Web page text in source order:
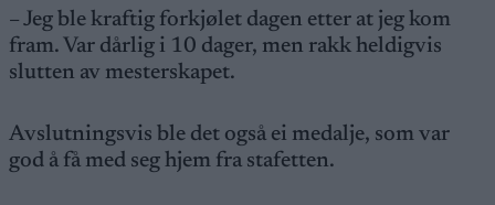
– Jeg ble kraftig forkjølet dagen etter at jeg kom
fram. Var dårlig i 10 dager, men rakk heldigvis
slutten av mesterskapet.
Avslutningsvis ble det også ei medalje, som var
god å få med seg hjem fra stafetten.